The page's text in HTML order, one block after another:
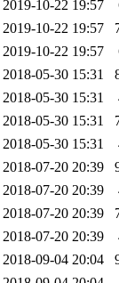
2019-10-22 19:57
2019-10-22 19:57
2019-10-22 19:57
2018-05-30 15:31
2018-05-30 15:31
2018-05-30 15:31
2018-05-30 15:31
2018-07-20 20:39
2018-07-20 20:39
2018-07-20 20:39
2018-07-20 20:39
2018-09-04 20:04